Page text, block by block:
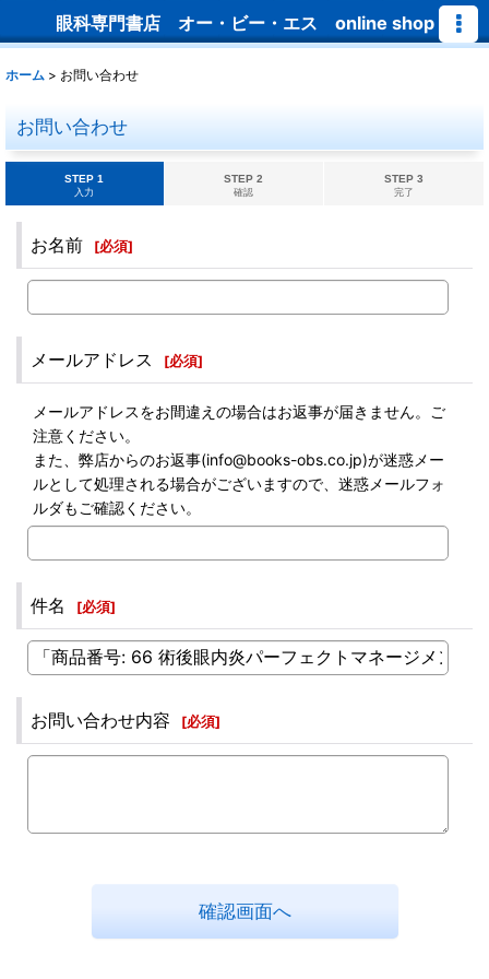
眼科専門書店 オー・ビー・エス online shop
ホーム > お問い合わせ
お問い合わせ
STEP 1
入力
STEP 2
確認
STEP 3
完了
お名前 [必須]
メールアドレス [必須]
メールアドレスをお間違えの場合はお返事が届きません。ご
注意ください。
また、弊店からのお返事(info@books-obs.co.jp)が迷惑メー
ルとして処理される場合がございますので、迷惑メールフォ
ルダもご確認ください。
件名 [必須]
お問い合わせ内容 [必須]
確認画面へ